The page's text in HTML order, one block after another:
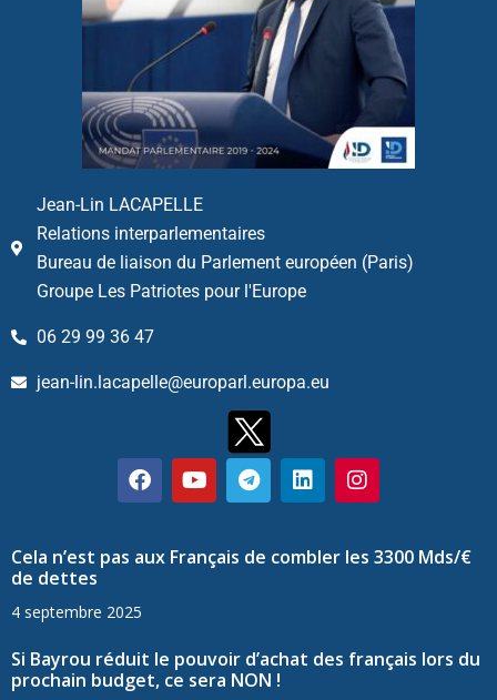
Jean-Lin LACAPELLE
Relations interparlementaires
Bureau de liaison du Parlement européen (Paris)
Groupe Les Patriotes pour l'Europe
06 29 99 36 47
jean-lin.lacapelle@europarl.europa.eu
Cela n’est pas aux Français de combler les 3300 Mds/€
de dettes
4 septembre 2025
Si Bayrou réduit le pouvoir d’achat des français lors du
prochain budget, ce sera NON !